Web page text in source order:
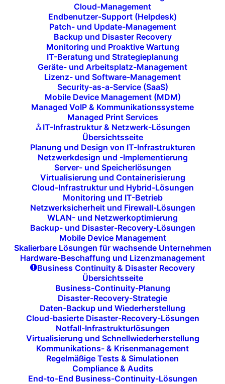
Cloud-Management
Endbenutzer-Support (Helpdesk)
Patch- und Update-Management
Backup und Disaster Recovery
Monitoring und Proaktive Wartung
IT-Beratung und Strategieplanung
Geräte- und Arbeitsplatz-Management
Lizenz- und Software-Management
Security-as-a-Service (SaaS)
Mobile Device Management (MDM)
Managed VoIP & Kommunikationssysteme
Managed Print Services
IT-Infrastruktur & Netzwerk-Lösungen
Übersichtsseite
Planung und Design von IT-Infrastrukturen
Netzwerkdesign und -Implementierung
Server- und Speicherlösungen
Virtualisierung und Containerisierung
Cloud-Infrastruktur und Hybrid-Lösungen
Monitoring und IT-Betrieb
Netzwerksicherheit und Firewall-Lösungen
WLAN- und Netzwerkoptimierung
Backup- und Disaster-Recovery-Lösungen
Mobile Device Management
Skalierbare Lösungen für wachsende Unternehmen
Hardware-Beschaffung und Lizenzmanagement
Business Continuity & Disaster Recovery
Übersichtsseite
Business-Continuity-Planung
Disaster-Recovery-Strategie
Daten-Backup und Wiederherstellung
Cloud-basierte Disaster-Recovery-Lösungen
Notfall-Infrastrukturlösungen
Virtualisierung und Schnellwiederherstellung
Kommunikations- & Krisenmanagement
Regelmäßige Tests & Simulationen
Compliance & Audits
End-to-End Business-Continuity-Lösungen
Beratung zu
aufkommenden
Technologien:
Wir beraten Sie umfassend zu den
Technologietrends
Machine Learning (ML),IoTund
Blockchain . Dabei identifizieren wir, wie
diese Technologien in Ihre
Geschäftsmodelle integriert werden
können, um Ihre Prozesse zu verbessern
und IhreMarktpositionzu stärken.
Entwicklung von
Innovationsstrategien:
Wir helfen Ihnen bei der Entwicklung von
Innovationsstrategien, die Ihnen